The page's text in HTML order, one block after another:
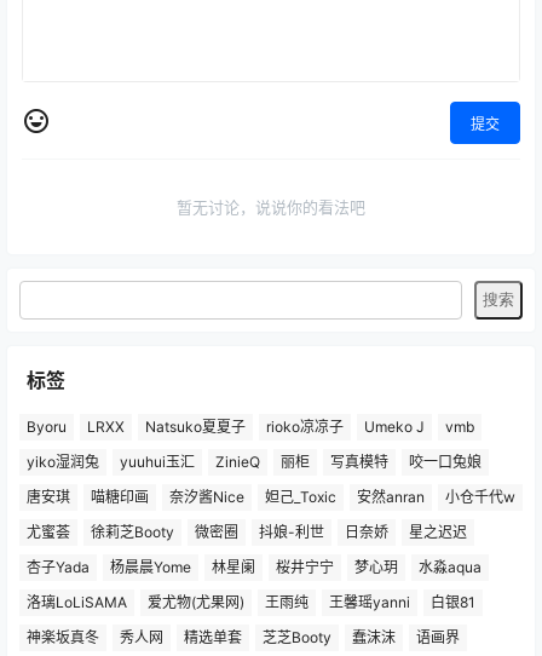
提交
暂无讨论，说说你的看法吧
标签
Byoru LRXX Natsuko夏夏子 rioko凉凉子 Umeko J
vmb
yiko湿润兔
yuuhui玉汇 ZinieQ 丽柜 写真模特
咬一口兔娘
唐安琪
喵糖印画 奈汐酱Nice 妲己_Toxic 安然anran
小仓千代w
尤蜜荟
徐莉芝Booty 微密圈 抖娘-利世 日奈娇
星之迟迟
杏子Yada
杨晨晨Yome 林星阑 桜井宁宁 梦心玥
水淼aqua
洛璃LoLiSAMA
爱尤物(尤果网) 王雨纯 王馨瑶yanni
白银81
神楽坂真冬
秀人网 精选单套 芝芝Booty 蠢沫沫 语画界